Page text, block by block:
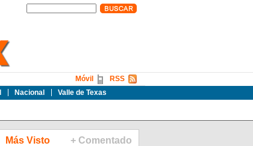
Nacional Valle de Texas
RSS
Móvil
Más Visto + Comentado